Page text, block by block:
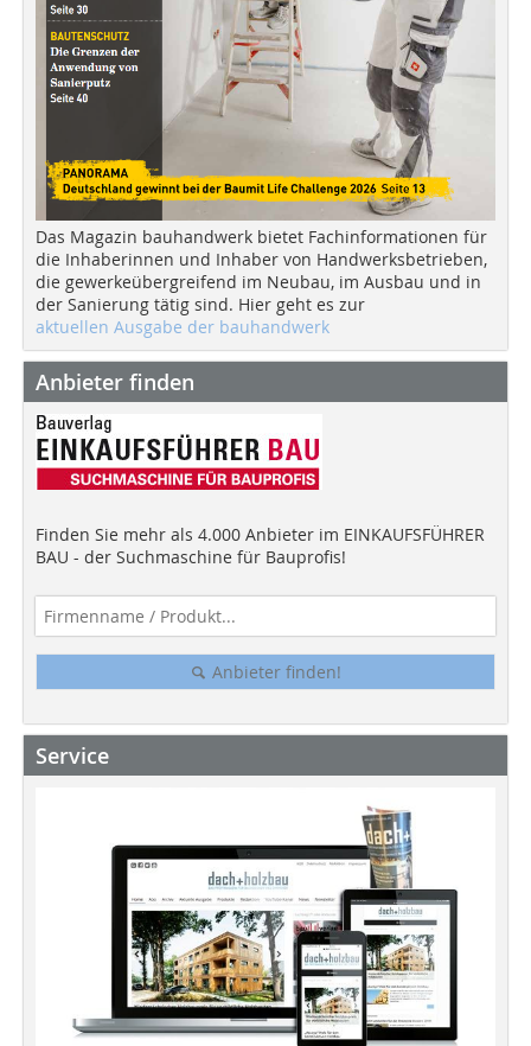
Das Magazin bauhandwerk bietet Fachinformationen für
die Inhaberinnen und Inhaber von Handwerksbetrieben,
die gewerkeübergreifend im Neubau, im Ausbau und in
der Sanierung tätig sind. Hier geht es zur
aktuellen Ausgabe der bauhandwerk
Anbieter finden
Finden Sie mehr als 4.000 Anbieter im EINKAUFSFÜHRER
BAU - der Suchmaschine für Bauprofis!
Anbieter finden!
Service